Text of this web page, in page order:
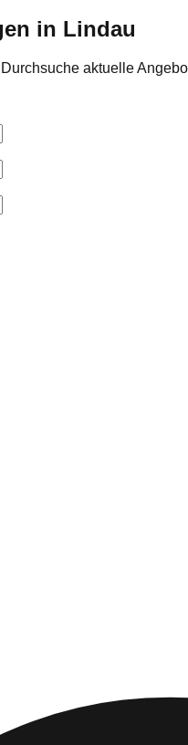
in Lindau
aktuelle